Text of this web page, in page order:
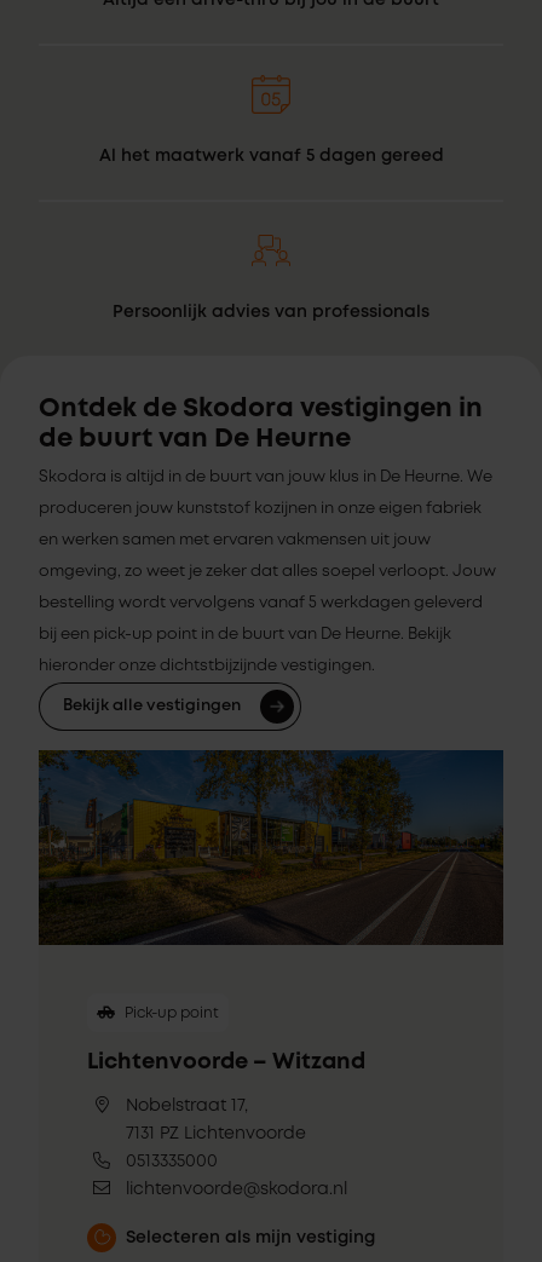
Al het maatwerk vanaf 5 dagen gereed
Persoonlijk advies van professionals
Ontdek de Skodora vestigingen in
de buurt van De Heurne
Skodora is altijd in de buurt van jouw klus in De Heurne. We
produceren jouw kunststof kozijnen in onze eigen fabriek
en werken samen met ervaren vakmensen uit jouw
omgeving, zo weet je zeker dat alles soepel verloopt. Jouw
bestelling wordt vervolgens vanaf 5 werkdagen geleverd
bij een pick-up point in de buurt van De Heurne. Bekijk
hieronder onze dichtstbijzijnde vestigingen.
Bekijk alle vestigingen
Pick-up point
Lichtenvoorde – Witzand
Nobelstraat 17,
7131 PZ Lichtenvoorde
0513335000
lichtenvoorde@skodora.nl
Selecteren als mijn vestiging